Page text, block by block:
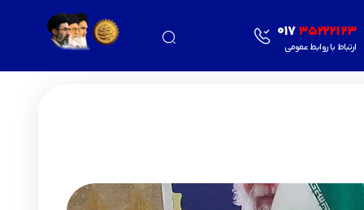
۰۱۷۳۵۲۲۲۱۲۳
ارتباط با روابط عمومی